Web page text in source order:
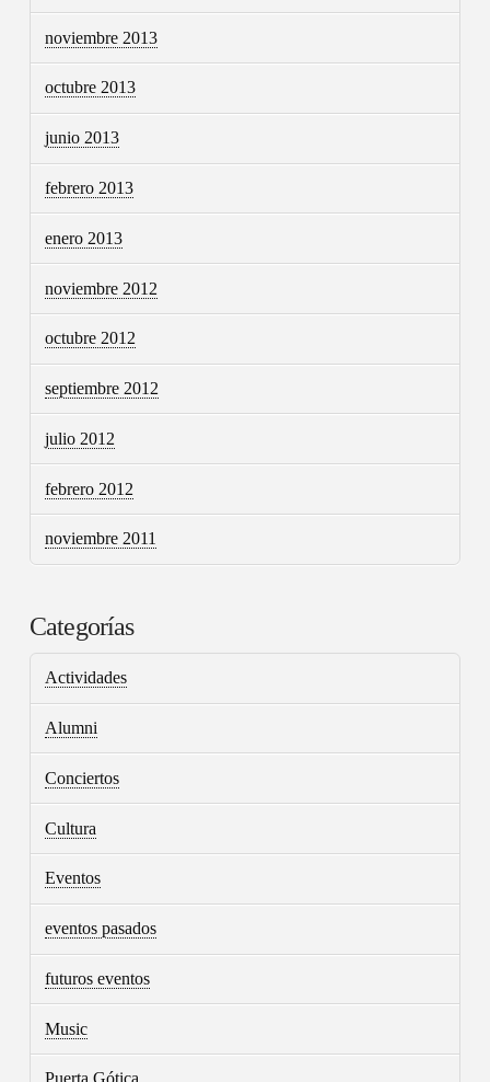
noviembre 2013
octubre 2013
junio 2013
febrero 2013
enero 2013
noviembre 2012
octubre 2012
septiembre 2012
julio 2012
febrero 2012
noviembre 2011
Categorías
Actividades
Alumni
Conciertos
Cultura
Eventos
eventos pasados
futuros eventos
Music